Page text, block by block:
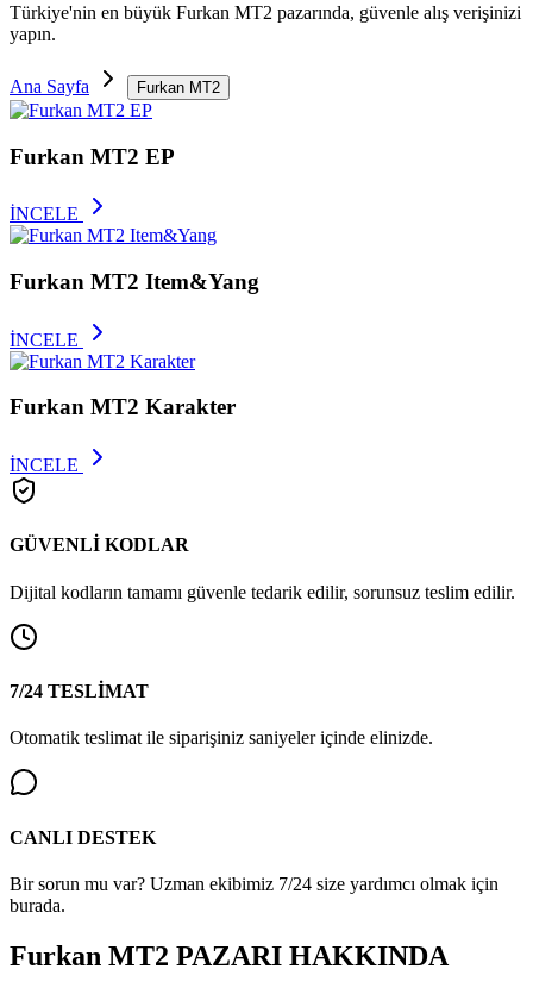
Türkiye'nin en büyük Furkan MT2 pazarında, güvenle alış verişinizi
yapın.
Ana Sayfa Furkan MT2
Furkan MT2 EP
İNCELE
Furkan MT2 Item&Yang
İNCELE
Furkan MT2 Karakter
İNCELE
GÜVENLİ KODLAR
Dijital kodların tamamı güvenle tedarik edilir, sorunsuz teslim edilir.
7/24 TESLİMAT
Otomatik teslimat ile siparişiniz saniyeler içinde elinizde.
CANLI DESTEK
Bir sorun mu var? Uzman ekibimiz 7/24 size yardımcı olmak için
burada.
Furkan MT2 PAZARI HAKKINDA